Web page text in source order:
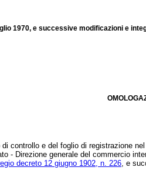
1970, e successive modificazioni e
controllo e del foglio di registrazione
- Direzione generale del commercio
decreto 12 giugno 1902, n. 226, e